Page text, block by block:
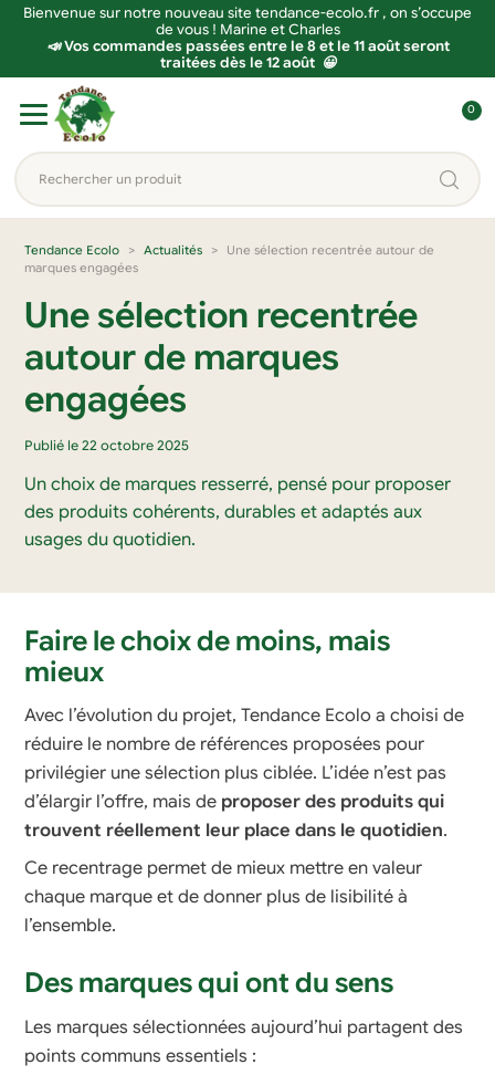
Bienvenue sur notre nouveau site tendance-ecolo.fr , on s’occupe
de vous ! Marine et Charles
📣 Vos commandes passées entre le 8 et le 11 août seront
traitées dès le 12 août 😀
navigation
contenu
Rechercher
un
produit...
o
n
e
o
0
Tendance Ecolo Actualités
Une sélection recentrée autour de
marques engagées
Une sélection recentrée
autour de marques
engagées
Publié le 22 octobre 2025
Un choix de marques resserré, pensé pour proposer
des produits cohérents, durables et adaptés aux
usages du quotidien.
Faire le choix de moins, mais
mieux
Avec l’évolution du projet, Tendance Ecolo a choisi de
réduire le nombre de références proposées pour
privilégier une sélection plus ciblée. L’idée n’est pas
d’élargir l’offre, mais de proposer des produits qui
trouvent réellement leur place dans le quotidien.
Ce recentrage permet de mieux mettre en valeur
chaque marque et de donner plus de lisibilité à
l’ensemble.
Des marques qui ont du sens
Les marques sélectionnées aujourd’hui partagent des
points communs essentiels :